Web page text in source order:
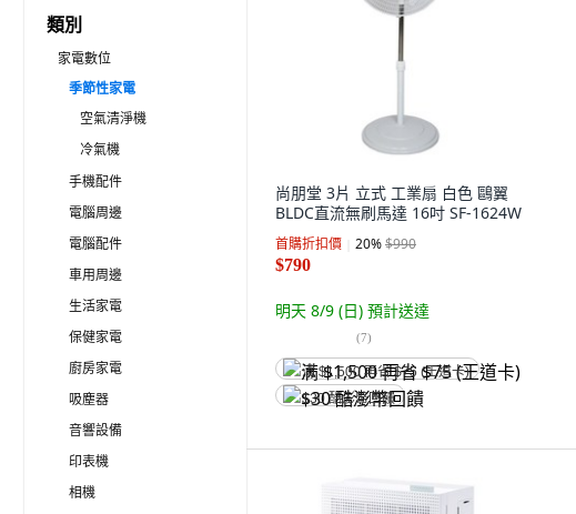
類別
家電數位
季節性家電
空氣清淨機
冷氣機
手機配件
電腦周邊
電腦配件
車用周邊
生活家電
保健家電
廚房家電
吸塵器
音響設備
印表機
相機
尚朋堂 3片 立式 工業扇 白色 鷗翼
BLDC直流無刷馬達 16吋 SF-1624W
首購折扣價 20%$990
$790
明天 8/9 (日) 預計送達
(7)
满 $1,500 再省 $75 (王道卡)
$30 酷澎幣回饋